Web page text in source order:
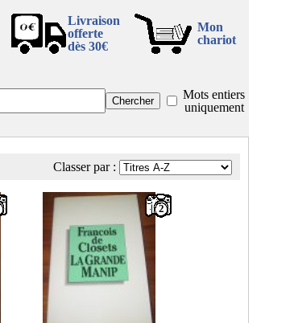
Livraison
offerte
dès 30€
Mon
chariot
Mots entiers
uniquement
Classer par :
2